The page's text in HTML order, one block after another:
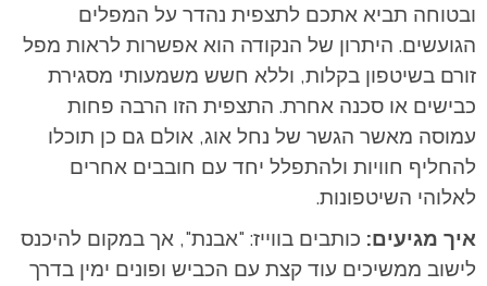
ובטוחה תביא אתכם לתצפית נהדר על המפלים
הגועשים. היתרון של הנקודה הוא אפשרות לראות מפל
זורם בשיטפון בקלות, וללא חשש משמעותי מסגירת
כבישים או סכנה אחרת. התצפית הזו הרבה פחות
עמוסה מאשר הגשר של נחל אוג, אולם גם כן תוכלו
להחליף חוויות ולהתפלל יחד עם חובבים אחרים
לאלוהי השיטפונות.
איך מגיעים: כותבים בווייז: "אבנת", אך במקום להיכנס
לישוב ממשיכים עוד קצת עם הכביש ופונים ימין בדרך